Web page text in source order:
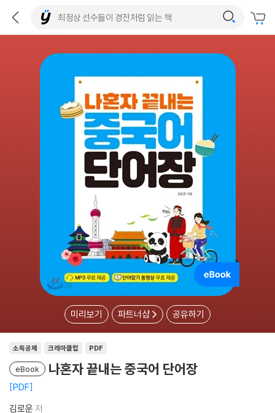
미리보기 파트너샵 공유하기
소득공제 크레마클럽 PDF
eBook 나혼자 끝내는 중국어 단어장
PDF
김로운 저